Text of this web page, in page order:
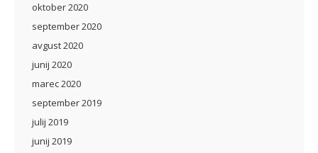
oktober 2020
september 2020
avgust 2020
junij 2020
marec 2020
september 2019
julij 2019
junij 2019